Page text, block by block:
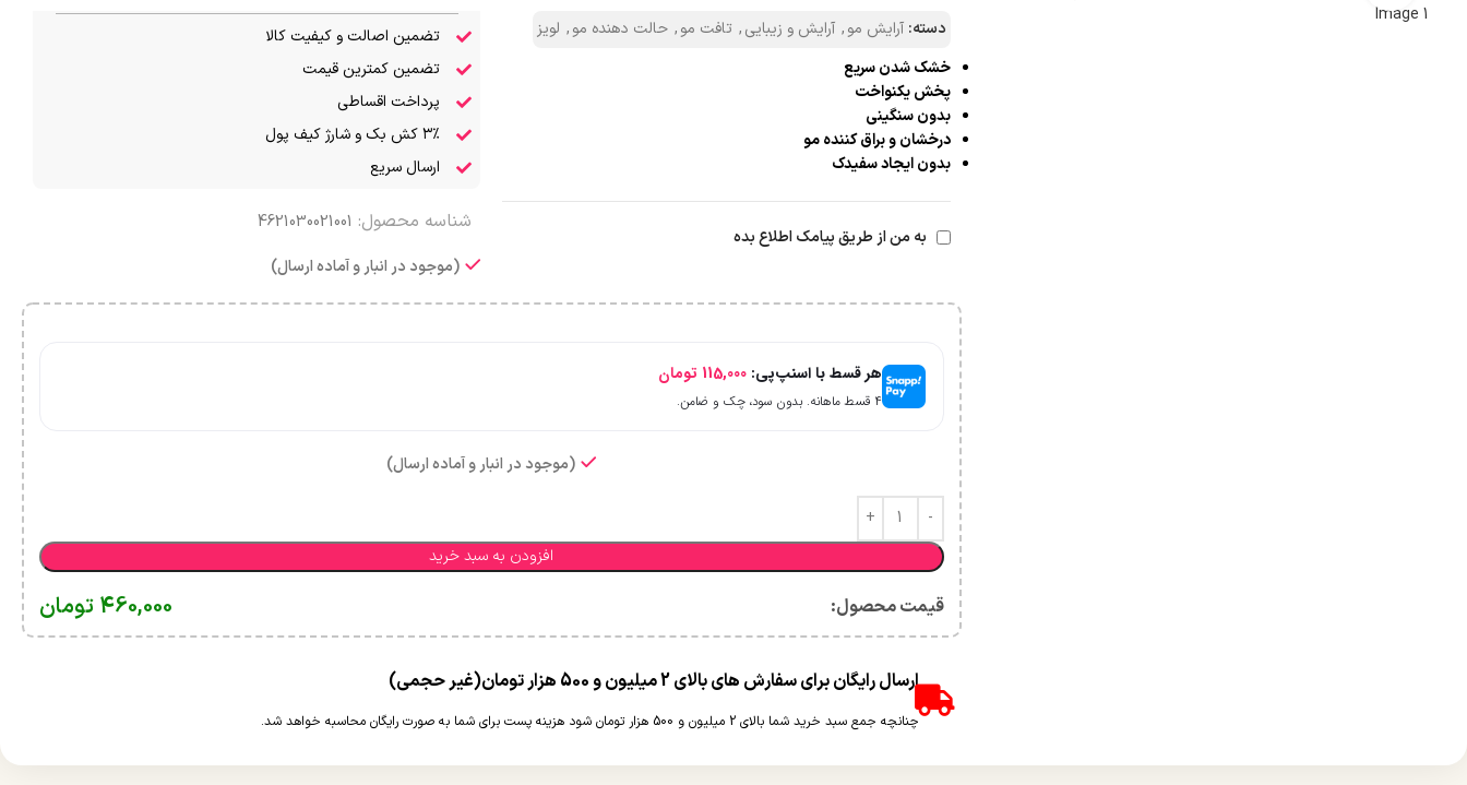
دسته: آرایش مو, آرایش و زیبایی, تافت مو, حالت دهنده مو, لویز
خشک شدن سریع
پخش یکنواخت
بدون سنگینی
درخشان و براق کننده مو
بدون ایجاد سفیدک
به من از طریق پیامک اطلاع بده
تضمین اصالت و کیفیت کالا
تضمین کمترین قیمت
پرداخت اقساطی
۳٪ کش بک و شارژ کیف پول
ارسال سریع
شناسه محصول: 4621030021001
(موجود در انبار و آماده ارسال)
هر قسط با اسنپ‌پی:115,000 تومان
۴ قسط ماهانه. بدون سود، چک و ضامن.
(موجود در انبار و آماده ارسال)
افزودن به سبد خرید
قیمت محصول:​ 460,000 تومان
ارسال رایگان برای سفارش های بالای 2 میلیون و 500 هزار تومان(غیر حجمی)
چنانچه جمع سبد خرید شما بالای 2 میلیون و 500 هزار تومان شود هزینه پست برای شما به صورت رایگان محاسبه خواهد شد.